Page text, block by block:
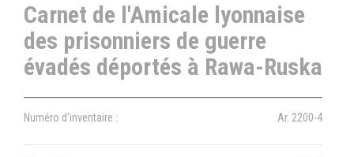
Carnet de l'Amicale lyonnaise
des prisonniers de guerre
évadés déportés à Rawa-Ruska
Numéro d'inventaire : Ar. 2200-4